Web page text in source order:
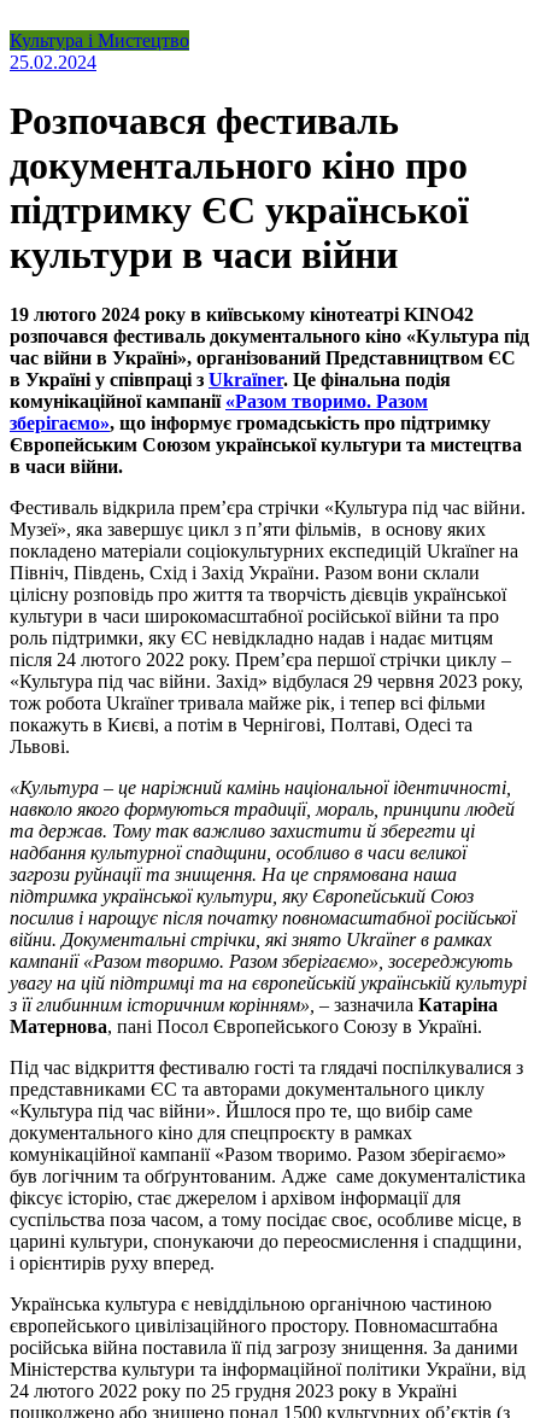
Культура і Мистецтво
25.02.2024
Розпочався фестиваль
документального кіно про
підтримку ЄC української
культури в часи війни
19 лютого 2024 року в київському кінотеатрі KINO42
розпочався фестиваль документального кіно «Культура під
час війни в Україні», організований Представництвом ЄС
в Україні у співпраці з Ukraїner. Це фінальна подія
комунікаційної кампанії «Разом творимо. Разом
зберігаємо», що інформує громадськість про підтримку
Європейським Союзом української культури та мистецтва
в часи війни.
Фестиваль відкрила прем’єра стрічки «Культура під час війни.
Музеї», яка завершує цикл з п’яти фільмів, в основу яких
покладено матеріали соціокультурних експедицій Ukraїner на
Північ, Південь, Схід і Захід України. Разом вони склали
цілісну розповідь про життя та творчість дієвців української
культури в часи широкомасштабної російської війни та про
роль підтримки, яку ЄС невідкладно надав і надає митцям
після 24 лютого 2022 року. Прем’єра першої стрічки циклу –
«Культура під час війни. Захід» відбулася 29 червня 2023 року,
тож робота Ukraїner тривала майже рік, і тепер всі фільми
покажуть в Києві, а потім в Чернігові, Полтаві, Одесі та
Львові.
«Культура – це наріжний камінь національної ідентичності,
навколо якого формуються традиції, мораль, принципи людей
та держав. Тому так важливо захистити й зберегти ці
надбання культурної спадщини, особливо в часи великої
загрози руйнації та знищення. На це спрямована наша
підтримка української культури, яку Європейський Союз
посилив і нарощує після початку повномасштабної російської
війни. Документальні стрічки, які знято Ukraїner в рамках
кампанії «Разом творимо. Разом зберігаємо», зосереджують
увагу на цій підтримці та на європейській українській культурі
з її глибинним історичним корінням», – зазначила Катаріна
Матернова, пані Посол Європейського Союзу в Україні.
Під час відкриття фестивалю гості та глядачі поспілкувалися з
представниками ЄС та авторами документального циклу
«Культура під час війни». Йшлося про те, що вибір саме
документального кіно для спецпроєкту в рамках
комунікаційної кампанії «Разом творимо. Разом зберігаємо»
був логічним та обґрунтованим. Адже саме документалістика
фіксує історію, стає джерелом і архівом інформації для
суспільства поза часом, а тому посідає своє, особливе місце, в
царині культури, спонукаючи до переосмислення і спадщини,
і орієнтирів руху вперед.
Українська культура є невіддільною органічною частиною
європейського цивілізаційного простору. Повномасштабна
російська війна поставила її під загрозу знищення. За даними
Міністерства культури та інформаційної політики України, від
24 лютого 2022 року по 25 грудня 2023 року в Україні
пошкоджено або знищено понад 1500 культурних об’єктів (з